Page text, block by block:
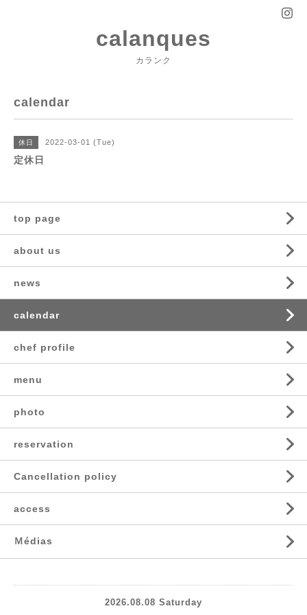
calanques
カランク
calendar
休日 2022-03-01 (Tue)
定休日
top page
about us
news
calendar
chef profile
menu
photo
reservation
Cancellation policy
access
Ｍédias
2026.08.08 Saturday